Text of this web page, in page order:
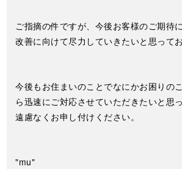
ご指摘の件ですが、今後お客様のご期待
改善に向けて尽力していきたいと思ってお
今後もお住まいのことでなにかお困りの
ら迅速にご対応させていただきたいと思
遠慮なくお申し付けください。
"mu"